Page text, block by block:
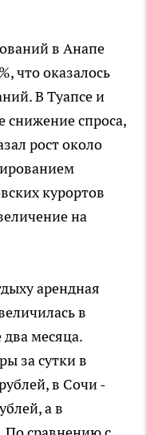
в Анапе
что оказалось
В Туапсе и
снижение спроса,
рост около
курортов
на
арендная
в
месяца.
за сутки в
в Сочи -
а в